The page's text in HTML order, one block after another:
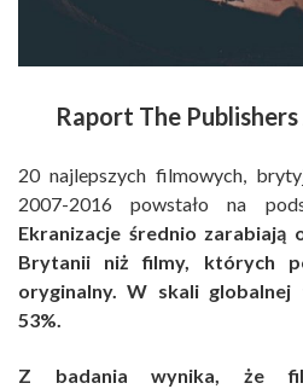
Raport The
20 najlepszych filmowych,
2007-2016 powstało na
Ekranizacje średnio zarabiają
Brytanii niż filmy, których
oryginalny. W skali
53%.
Z badania wynika, że